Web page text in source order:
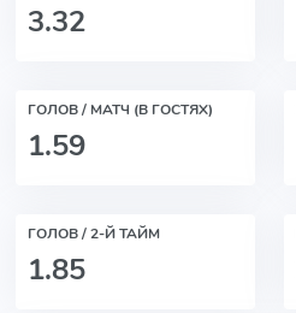
3.32
ГОЛОВ / МАТЧ (В ГОСТЯХ)
1.59
ГОЛОВ / 2-Й ТАЙМ
1.85